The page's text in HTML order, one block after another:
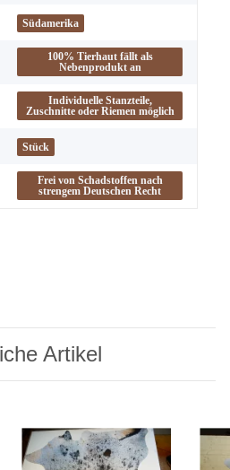
Südamerika
100% Tierhaut fällt als
Nebenprodukt an
Individuelle Stanzteile,
Zuschnitte oder Riemen möglich
Stück
Frei von Schadstoffen nach
strengem Deutschen Recht
Artikel